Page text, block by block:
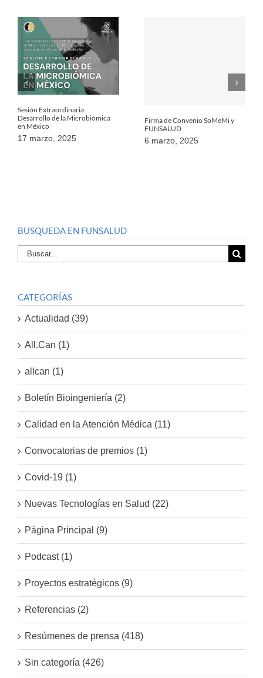
Sesión Extraordinaria:
Desarrollo de la Microbiómica
en México
17 marzo, 2025
Firma de Convenio SoMeMi y
FUNSALUD
6 marzo, 2025
BUSQUEDA EN FUNSALUD
Buscar
por:
CATEGORÍAS
Actualidad (39)
All.Can (1)
allcan (1)
Boletín Bioingeniería (2)
Calidad en la Atención Médica (11)
Convocatorias de premios (1)
Covid-19 (1)
Nuevas Tecnologías en Salud (22)
Página Principal (9)
Podcast (1)
Proyectos estratégicos (9)
Referencias (2)
Resúmenes de prensa (418)
Sin categoría (426)